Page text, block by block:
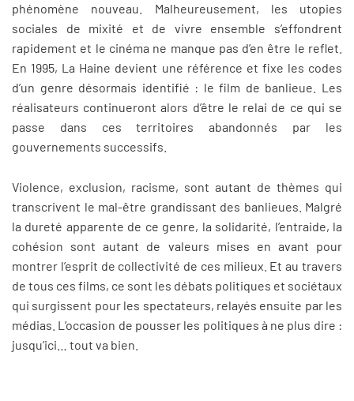
phénomène nouveau. Malheureusement, les utopies
sociales de mixité et de vivre ensemble s’effondrent
rapidement et le cinéma ne manque pas d’en être le reflet.
En 1995, La Haine devient une référence et fixe les codes
d’un genre désormais identifié : le film de banlieue. Les
réalisateurs continueront alors d’être le relai de ce qui se
passe dans ces territoires abandonnés par les
gouvernements successifs.
Violence, exclusion, racisme, sont autant de thèmes qui
transcrivent le mal-être grandissant des banlieues. Malgré
la dureté apparente de ce genre, la solidarité, l’entraide, la
cohésion sont autant de valeurs mises en avant pour
montrer l’esprit de collectivité de ces milieux. Et au travers
de tous ces films, ce sont les débats politiques et sociétaux
qui surgissent pour les spectateurs, relayés ensuite par les
médias. L’occasion de pousser les politiques à ne plus dire :
jusqu’ici… tout va bien.